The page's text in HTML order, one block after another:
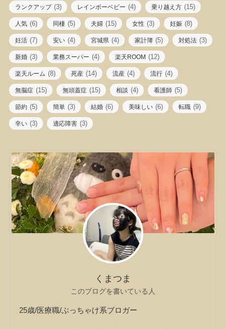
ランクアップ(3) レインボーベビー (4) 乗り越え方 (15)
人気 (6) 同棲 (5) 夫婦 (15) 女性 (3) 妊娠 (8)
妊活 (7) 安い (4) 宮城県 (4) 家計簿 (5) 対処法 (3)
新婚 (3) 業務スーパー (4) 楽天ROOM (12)
楽天ルーム (8) 死産 (14) 流産 (4) 流行 (4)
無脳症 (15) 無頭蓋症 (15) 相談 (4) 看護師 (5)
節約 (5) 簡単 (3) 結婚 (6) 美味しい (6) 転職 (9)
辛い (3) 適応障害 (3)
くまつま
このブログを書いている人
25歳/医療職/ぶっちゃけ系ブロガー